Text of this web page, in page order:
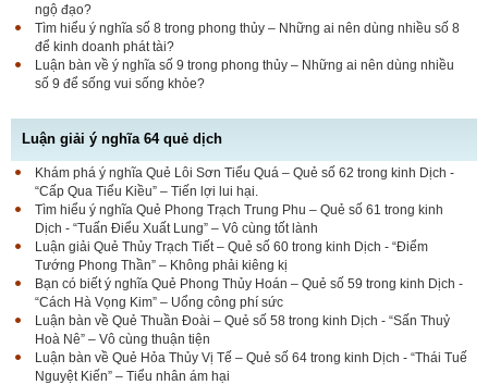
ngộ đạo?
Tìm hiểu ý nghĩa số 8 trong phong thủy – Những ai nên dùng nhiều số 8
để kinh doanh phát tài?
Luận bàn về ý nghĩa số 9 trong phong thủy – Những ai nên dùng nhiều
số 9 để sống vui sống khỏe?
Luận giải ý nghĩa 64 quẻ dịch
Khám phá ý nghĩa Quẻ Lôi Sơn Tiểu Quá – Quẻ số 62 trong kinh Dịch -
“Cấp Qua Tiểu Kiều” – Tiến lợi lui hại.
Tìm hiểu ý nghĩa Quẻ Phong Trạch Trung Phu – Quẻ số 61 trong kinh
Dịch - “Tuấn Điểu Xuất Lung” – Vô cùng tốt lành
Luận giải Quẻ Thủy Trạch Tiết – Quẻ số 60 trong kinh Dịch - “Điểm
Tướng Phong Thần” – Không phải kiêng kị
Bạn có biết ý nghĩa Quẻ Phong Thủy Hoán – Quẻ số 59 trong kinh Dịch -
“Cách Hà Vọng Kim” – Uổng công phí sức
Luận bàn về Quẻ Thuần Đoài – Quẻ số 58 trong kinh Dịch - “Sấn Thuỷ
Hoà Nê” – Vô cùng thuận tiện
Luận bàn về Quẻ Hỏa Thủy Vị Tế – Quẻ số 64 trong kinh Dịch - “Thái Tuế
Nguyệt Kiến” – Tiểu nhân ám hại